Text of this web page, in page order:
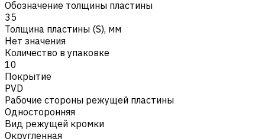
Обозначение толщины пластины
35
Толщина пластины (S), мм
Нет значения
Количество в упаковке
10
Покрытие
PVD
Рабочие стороны режущей пластины
Односторонняя
Вид режущей кромки
Округленная